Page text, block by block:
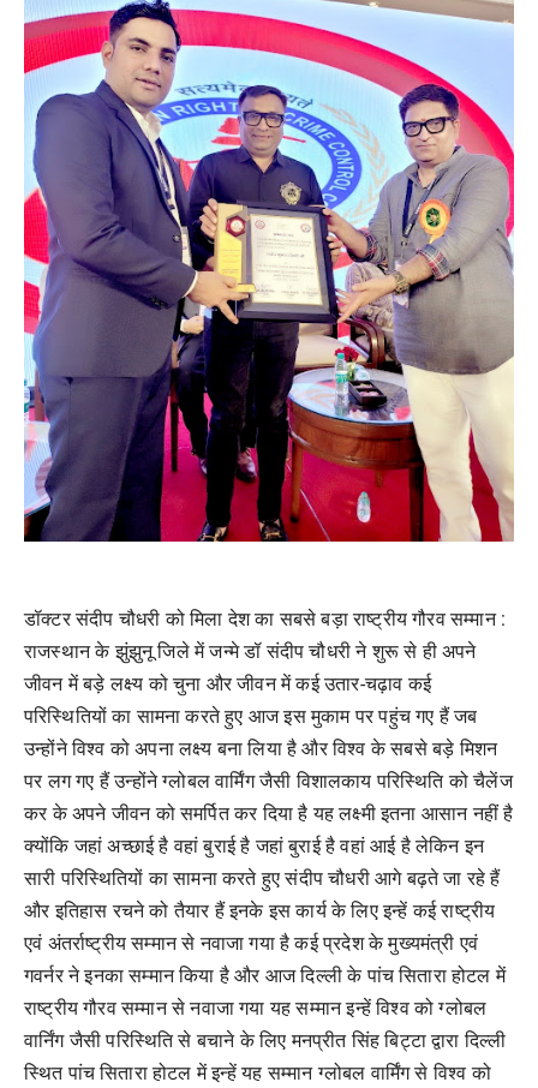
डॉक्टर संदीप चौधरी को मिला देश का सबसे बड़ा राष्ट्रीय गौरव सम्मान :
राजस्थान के झुंझुनू जिले में जन्मे डॉ संदीप चौधरी ने शुरू से ही अपने
जीवन में बड़े लक्ष्य को चुना और जीवन में कई उतार-चढ़ाव कई
परिस्थितियों का सामना करते हुए आज इस मुकाम पर पहुंच गए हैं जब
उन्होंने विश्व को अपना लक्ष्य बना लिया है और विश्व के सबसे बड़े मिशन
पर लग गए हैं उन्होंने ग्लोबल वार्मिंग जैसी विशालकाय परिस्थिति को चैलेंज
कर के अपने जीवन को समर्पित कर दिया है यह लक्ष्मी इतना आसान नहीं है
क्योंकि जहां अच्छाई है वहां बुराई है जहां बुराई है वहां आई है लेकिन इन
सारी परिस्थितियों का सामना करते हुए संदीप चौधरी आगे बढ़ते जा रहे हैं
और इतिहास रचने को तैयार हैं इनके इस कार्य के लिए इन्हें कई राष्ट्रीय
एवं अंतर्राष्ट्रीय सम्मान से नवाजा गया है कई प्रदेश के मुख्यमंत्री एवं
गवर्नर ने इनका सम्मान किया है और आज दिल्ली के पांच सितारा होटल में
राष्ट्रीय गौरव सम्मान से नवाजा गया यह सम्मान इन्हें विश्व को ग्लोबल
वार्निंग जैसी परिस्थिति से बचाने के लिए मनप्रीत सिंह बिट्टा द्वारा दिल्ली
स्थित पांच सितारा होटल में इन्हें यह सम्मान ग्लोबल वार्मिंग से विश्व को